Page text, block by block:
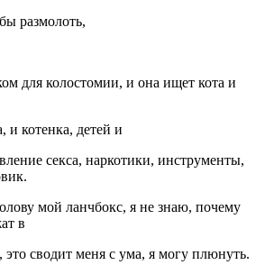
размолоть,
для колостомии, и она ищет кота и
и котенка, детей и
секса, наркотики, инструменты,
мой ланчбокс, я не знаю, почему
в
это сводит меня с ума, я могу плюнуть.